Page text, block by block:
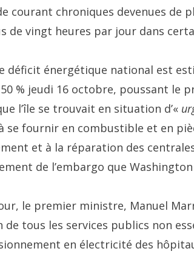
courant chroniques devenues de
de vingt heures par jour dans
déficit énergétique national est
% jeudi 16 octobre, poussant le
l’île se trouvait en situation d’«
se fournir en combustible et en
et à la réparation des
de l’embargo que
le premier ministre, Manuel
de tous les services publics non
en électricité des